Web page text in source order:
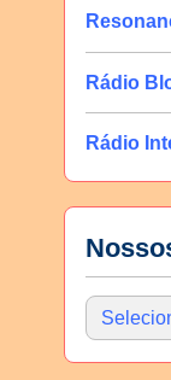
Rádio
Rádio